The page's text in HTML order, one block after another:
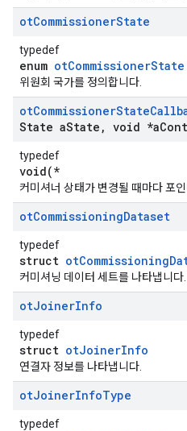
otCommissionerState
typedef
enum otCommissionerState
위원회 국가를 정의합니다.
otCommissionerState
State aState , void *a
typedef
void(*
커미셔너 상태가 변경될 때마다 포
otCommissioningDataset
typedef
struct
커미셔닝 데이터 세트를 나타냅니다.
otJoinerInfo
typedef
struct otJoinerInfo
연결자 정보를 나타냅니다.
otJoinerInfoType
typedef